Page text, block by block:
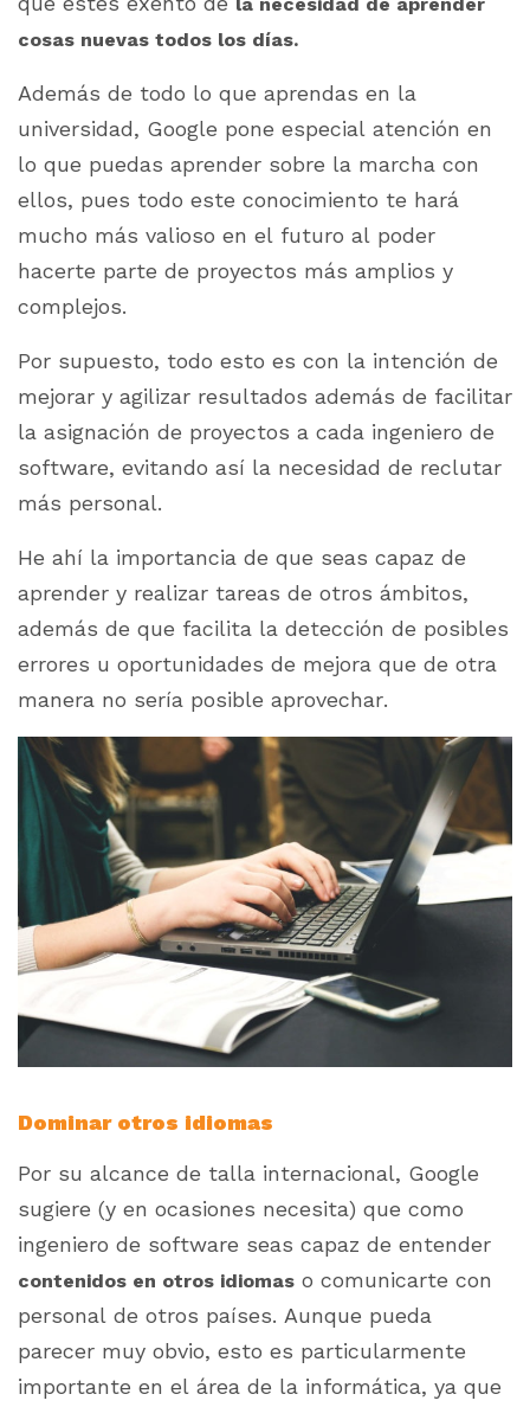
cosas nuevas todos los días.
Además de todo lo que aprendas en la
universidad, Google pone especial atención en
lo que puedas aprender sobre la marcha con
ellos, pues todo este conocimiento te hará
mucho más valioso en el futuro al poder
hacerte parte de proyectos más amplios y
complejos.
Por supuesto, todo esto es con la intención de
mejorar y agilizar resultados además de facilitar
la asignación de proyectos a cada ingeniero de
software, evitando así la necesidad de reclutar
más personal.
He ahí la importancia de que seas capaz de
aprender y realizar tareas de otros ámbitos,
además de que facilita la detección de posibles
errores u oportunidades de mejora que de otra
manera no sería posible aprovechar.
Dominar otros idiomas
Por su alcance de talla internacional, Google
sugiere (y en ocasiones necesita) que como
ingeniero de software seas capaz de entender
contenidos en otros idiomas o comunicarte con
personal de otros países. Aunque pueda
parecer muy obvio, esto es particularmente
importante en el área de la informática, ya que